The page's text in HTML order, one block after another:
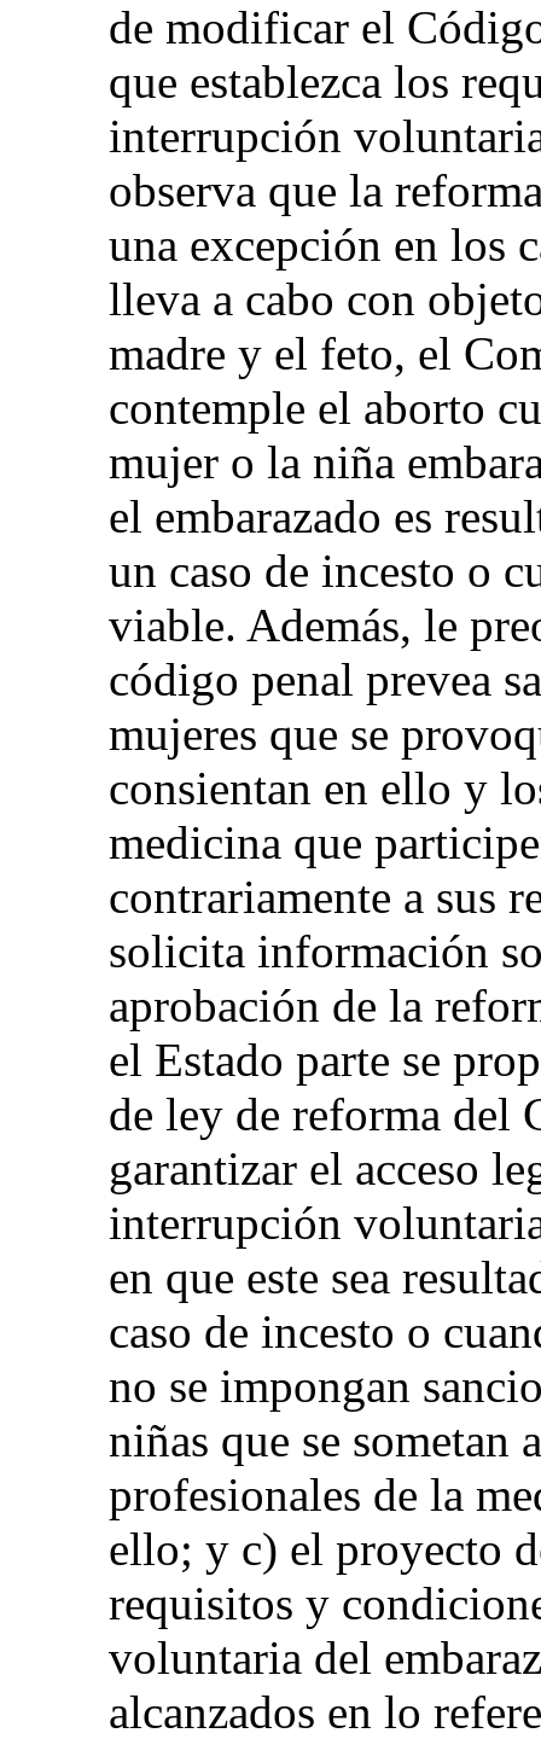
de modificar el
que establezca los
interrupción
observa que la
una excepción en los
lleva a cabo con
madre y el feto, el
contemple el aborto
mujer o la niña
el embarazado es
un caso de incesto o
viable. Además, le
código penal prevea
mujeres que se
consientan en ello y
medicina que
contrariamente a sus
solicita información
aprobación de la
el Estado parte se
de ley de reforma del
garantizar el acceso
interrupción
en que este sea
caso de incesto o
no se impongan
niñas que se sometan
profesionales de la
ello; y c) el proyecto
requisitos y
voluntaria del
alcanzados en lo